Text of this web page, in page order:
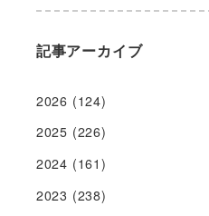
記事アーカイブ
2026 (124)
2025 (226)
2024 (161)
2023 (238)